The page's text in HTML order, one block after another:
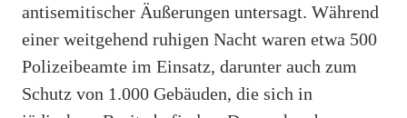
antisemitischer Äußerungen untersagt. Während
einer weitgehend ruhigen Nacht waren etwa 500
Polizeibeamte im Einsatz, darunter auch zum
Schutz von 1.000 Gebäuden, die sich in